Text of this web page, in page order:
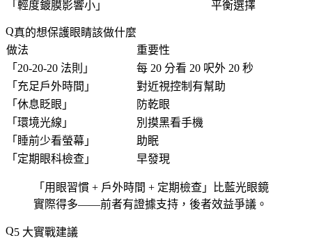
「 輕度鍍膜影響小 」 平衡選擇
真的想保護眼睛該做什麼
做法
重要性
「 20-20-20 法則 」
每 20 分看 20 呎外 20 秒
「 充足戶外時間 」
對近視控制有幫助
「 休息眨眼 」
防乾眼
「 環境光線 」
別摸黑看手機
「 睡前少看螢幕 」
助眠
「 定期眼科檢查 」 早發現
「 用眼習慣 + 戶外時間 + 定期檢查 」比藍光眼鏡
實際得多——前者有證據支持，後者效益爭議。
5 大實戰建議